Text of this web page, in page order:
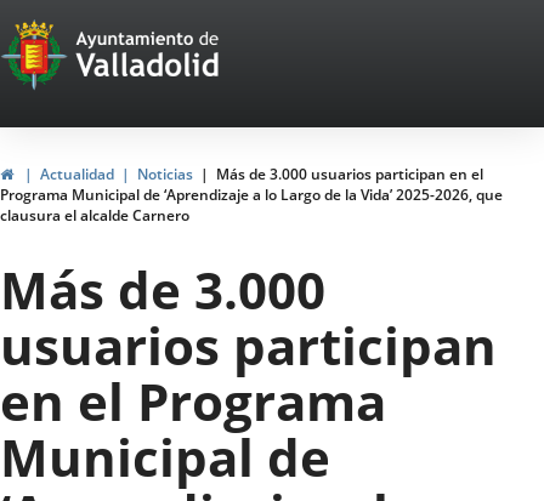
Portal
Web
del
Ayuntamiento
de
Valladolid
InicioActualidad Noticias
Más de 3.000 usuarios participan en el
Programa Municipal de ‘Aprendizaje a lo Largo de la Vida’ 2025-2026, que
clausura el alcalde Carnero
Más de 3.000
usuarios participan
en el Programa
Municipal de